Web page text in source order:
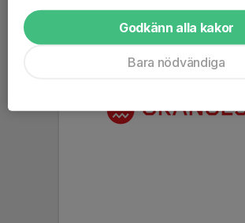
Godkänn alla kakor
Bara nödvändiga